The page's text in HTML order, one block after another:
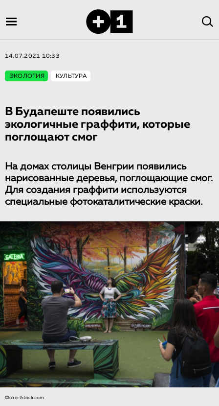
14.07.2021 10:33
ЭКОЛОГИЯ КУЛЬТУРА
В Будапеште появились
экологичные граффити, которые
поглощают смог
На домах столицы Венгрии появились
нарисованные деревья, поглощающие смог.
Для создания граффити используются
специальные фотокаталитические краски.
Фото: iStock.com